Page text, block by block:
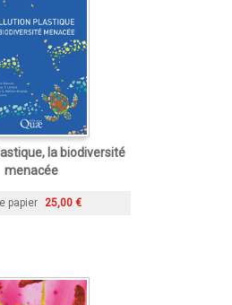
la biodiversité
menacée
papier 25,00 €